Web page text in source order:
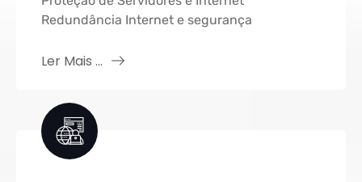
Redundância Internet e segurança
Ler Mais ...